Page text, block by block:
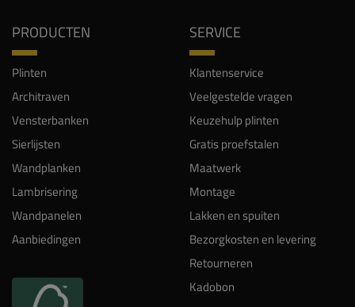
PRODUCTEN
Plinten
Architraven
Vensterbanken
Sierlijsten
Wandplanken
Lambrisering
Wandpanelen
Aanbiedingen
SERVICE
Klantenservice
Veelgestelde vragen
Keuzehulp plinten
Gratis proefstalen
Maatwerk
Montage
Lakken en spuiten
Bezorgkosten en levering
Retourneren
Kadobon